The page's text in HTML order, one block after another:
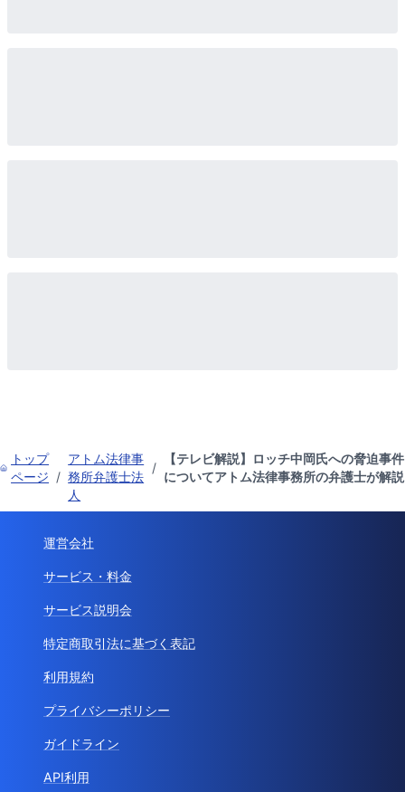
トップ
ページ /
アトム法律事
務所弁護士法
人
/
【テレビ解説】ロッチ中岡氏への脅迫事件
についてアトム法律事務所の弁護士が解説
運営会社
サービス・料金
サービス説明会
特定商取引法に基づく表記
利用規約
プライバシーポリシー
ガイドライン
API利用